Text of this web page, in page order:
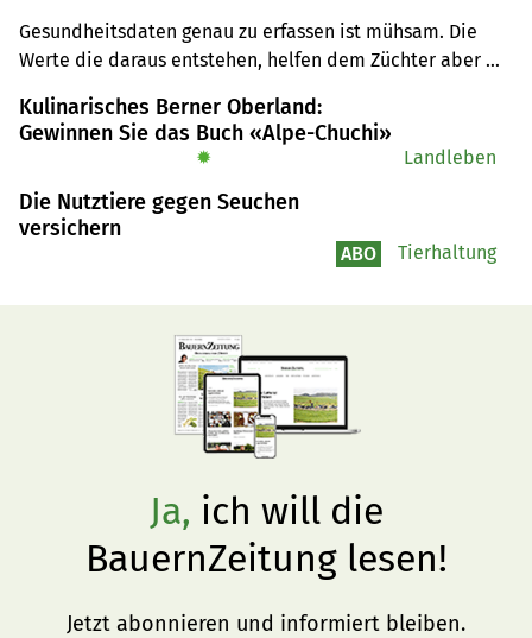
Gesundheitsdaten genau zu erfassen ist mühsam. Die
Werte die daraus entstehen, helfen dem Züchter aber
Kulinarisches Berner Oberland:
Gewinnen Sie das Buch «Alpe-Chuchi»
✹ Landleben
Die Nutztiere gegen Seuchen
versichern
ABO Tierhaltung
Ja, ich will die
BauernZeitung lesen!
Jetzt abonnieren und informiert bleiben.